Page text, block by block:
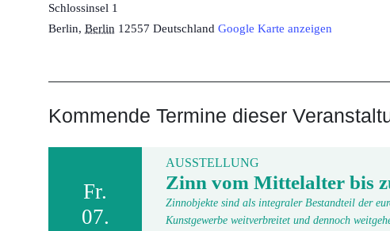
Schlossinsel 1
Berlin, Berlin 12557 Deutschland Google Karte anzeigen
Kommende Termine dieser
Fr.
07.
AUSSTELLUNG
Zinn vom Mittelalter bis
Zinnobjekte sind als integraler Bestandteil der
Kunstgewerbe weitverbreitet und dennoch